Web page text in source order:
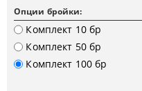
Опции бройки:
Комплект 10 бр
Комплект 50 бр
Комплект 100 бр